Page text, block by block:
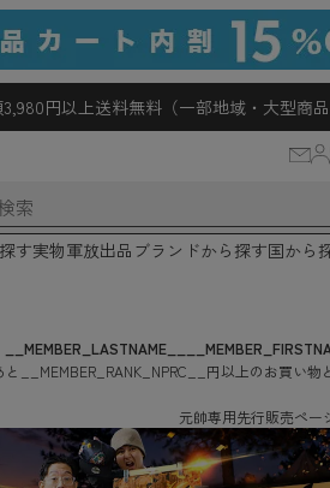
円以上送料無料（一部地域・大型商品
す実物軍放出品 ブランドから探す国から
__MEMBER_LASTNAME__
と
__MEMBER_RANK_NPRC__ 円以上のお買い物
元帥専用先行販売ペー